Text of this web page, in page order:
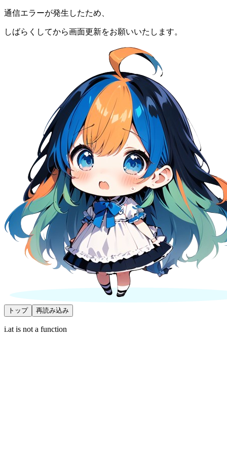
通信エラーが発生したため、
しばらくしてから画面更新をお願いいたします。
トップ 再読み込み
i.at is not a function